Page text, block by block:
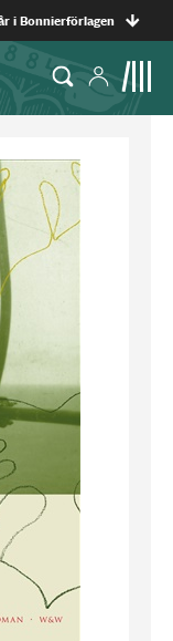
i Bonnierförlagen